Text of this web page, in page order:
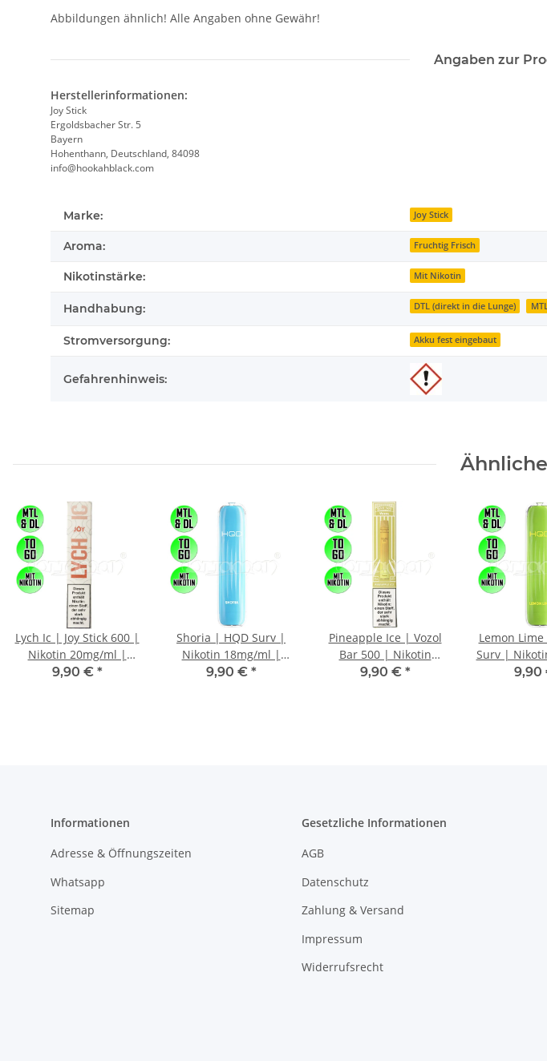
Abbildungen ähnlich! Alle Angaben ohne Gewähr!
Angaben zur
Herstellerinformationen:
Joy Stick
Ergoldsbacher Str. 5
Bayern
Hohenthann, Deutschland, 84098
info@hookahblack.com
Marke: Joy Stick
Aroma: Fruchtig Frisch
Nikotinstärke: Mit Nikotin
Handhabung: DTL (direkt in die Lunge)
Stromversorgung: Akku fest eingebaut
Gefahrenhinweis:
Lych Ic | Joy Stick 600 |
Nikotin 20mg/ml |
Einweg E-Zigarette / E-
9,90 € *
Shoria | HQD Surv |
Nikotin 18mg/ml |
Einweg E-Zigarette / E-
9,90 € *
Pineapple Ice | Vozol
Bar 500 | Nikotin
20mg/ml | Einweg E-
9,90 € *
Lemon
Surv |
| Einweg E-
9,90
Informationen
Adresse & Öffnungszeiten
Whatsapp
Sitemap
Gesetzliche Informationen
AGB
Datenschutz
Zahlung & Versand
Impressum
Widerrufsrecht